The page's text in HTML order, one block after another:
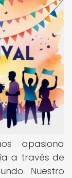
apasiona
a través de
Nuestro